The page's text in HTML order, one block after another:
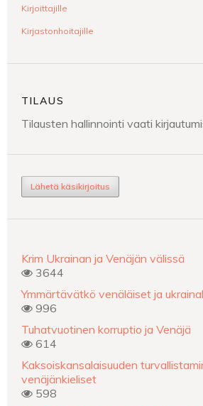
Kirjoittajille
Kirjastonhoitajille
TILAUS
Tilausten hallinnointi vaati
Lähetä käsikirjoitus
Krim Ukrainan ja Venäjän välissä
3644
Ymmärtävätkö venäläiset ja
996
Tuhatvuotinen korruptio ja Venäjä
614
Kaksoiskansalaisuuden
venäjänkieliset
598